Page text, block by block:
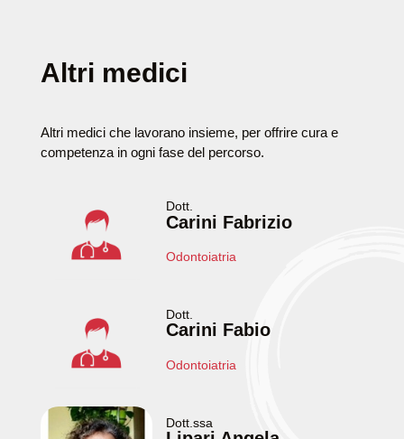
Altri medici
Altri medici che lavorano insieme, per offrire cura e
competenza in ogni fase del percorso.
Dott.
Carini Fabrizio
Odontoiatria
Dott.
Carini Fabio
Odontoiatria
Dott.ssa